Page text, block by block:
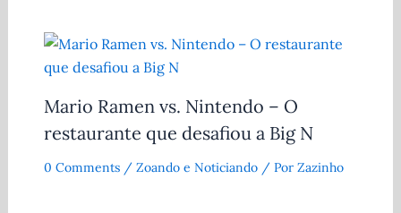
Mario Ramen vs. Nintendo – O
restaurante que desafiou a Big N
0 Comments / Zoando e Noticiando/ Por Zazinho